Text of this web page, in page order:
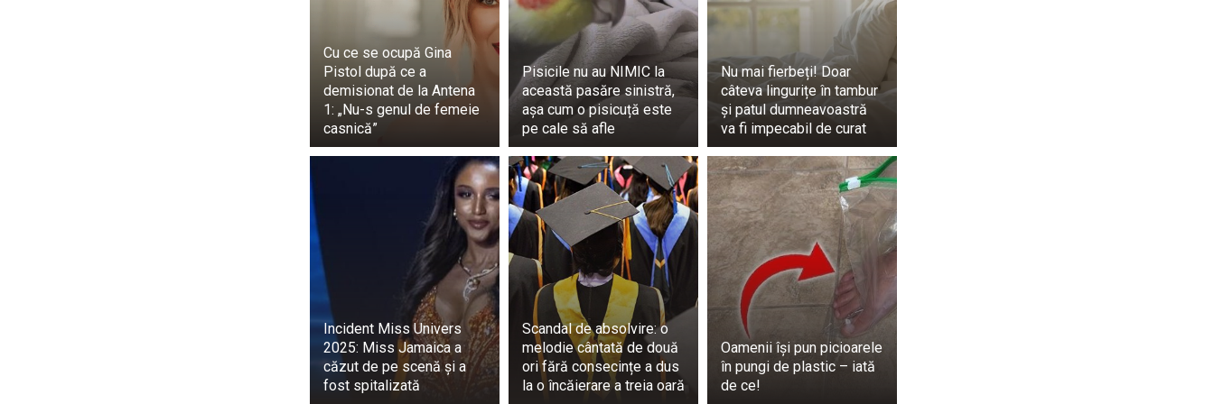
Cu ce se ocupă Gina
Pistol după ce a
demisionat de la Antena
1: „Nu-s genul de femeie
casnică”
Pisicile nu au NIMIC la
această pasăre sinistră,
așa cum o pisicuță este
pe cale să afle
Nu mai fierbeți! Doar
câteva lingurițe în tambur
și patul dumneavoastră
va fi impecabil de curat
Incident Miss Univers
2025: Miss Jamaica a
căzut de pe scenă și a
fost spitalizată
Scandal de absolvire: o
melodie cântată de două
ori fără consecințe a dus
la o încăierare a treia oară
Oamenii își pun picioarele
în pungi de plastic – iată
de ce!